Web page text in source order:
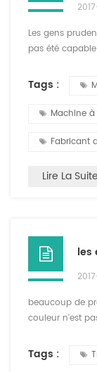
Les gens
pas été
toutes les
machine de
humain pour
Tags :
Machine
Fabricant
Lire La
beaucoup de
couleur n'est
montrera une
réduire la
Tags :